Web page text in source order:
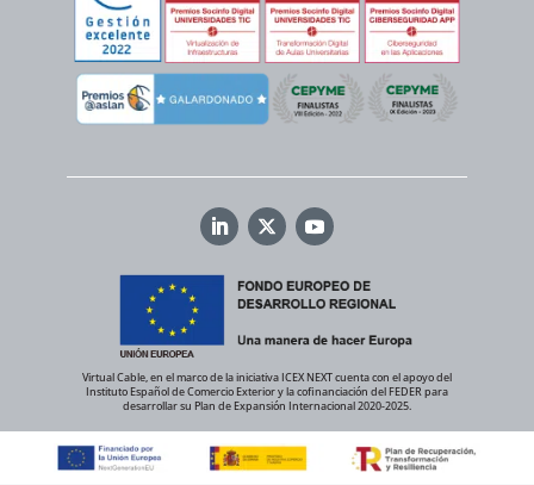
Virtual Cable, en el marco de la iniciativa ICEX NEXT cuenta con el apoyo del
Instituto Español de Comercio Exterior y la cofinanciación del FEDER para
desarrollar su Plan de Expansión Internacional 2020-2025.